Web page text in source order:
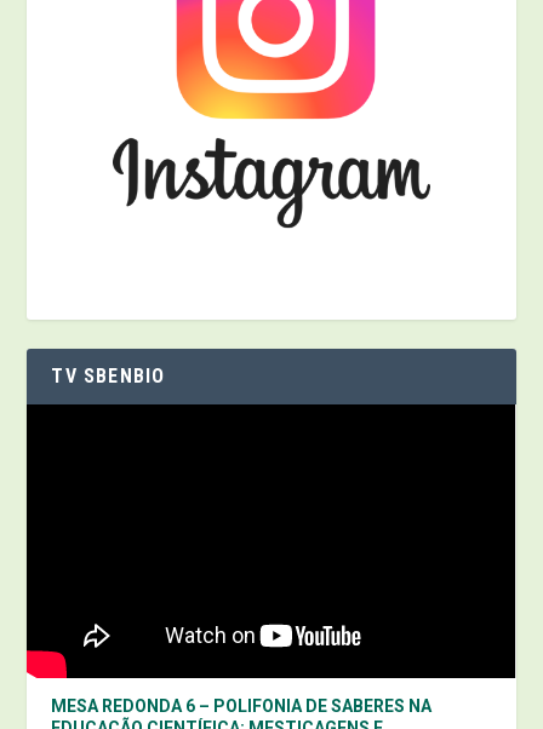
TV SBENBIO
MESA REDONDA 6 – POLIFONIA DE SABERES NA